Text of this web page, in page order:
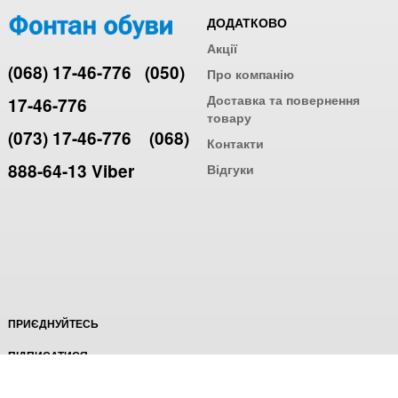
(068) 17-46-776 (050)
17-46-776
(073) 17-46-776
(068)
888-64-13 Viber
ДОДАТКОВО
Акції
Про компанію
Доставка та повернення
товару
Контакти
Відгуки
ПРИЄДНУЙТЕСЬ
ПІДПИСАТИСЯ